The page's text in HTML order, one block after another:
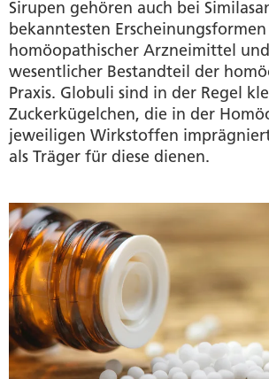
Sirupen gehören auch bei
bekanntesten Erscheinungsformen
homöopathischer Arzneimittel
wesentlicher Bestandteil der
Praxis. Globuli sind in der Regel
Zuckerkügelchen, die in der
jeweiligen Wirkstoffen
als Träger für diese dienen.